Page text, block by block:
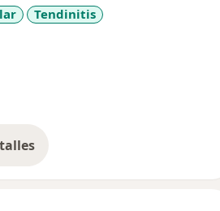
Tendinitis
experiencia